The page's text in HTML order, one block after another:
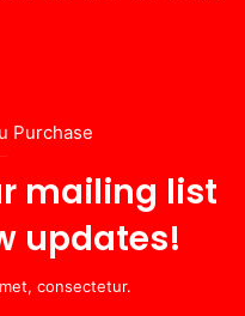
Purchase
mailing list
updates!
consectetur.